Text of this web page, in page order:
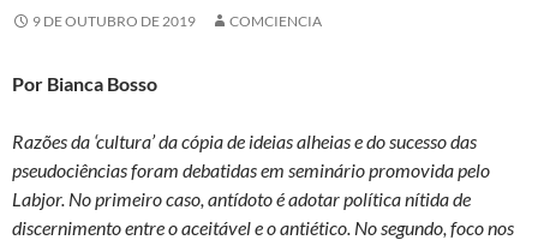
9 DE OUTUBRO DE 2019 COMCIENCIA
Por Bianca Bosso
Razões da ‘cultura’ da cópia de ideias alheias e do sucesso das
pseudociências foram debatidas em seminário promovida pelo
Labjor. No primeiro caso, antídoto é adotar política nítida de
discernimento entre o aceitável e o antiético. No segundo, foco nos